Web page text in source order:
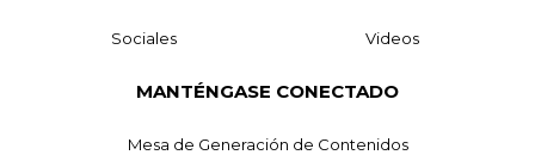
Sociales Videos
MANTÉNGASE CONECTADO
Mesa de Generación de Contenidos